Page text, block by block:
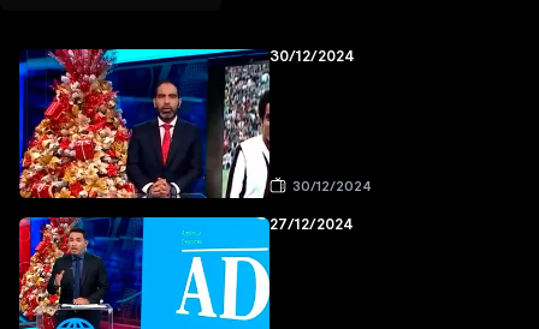
30/12/2024
30/12/2024
27/12/2024